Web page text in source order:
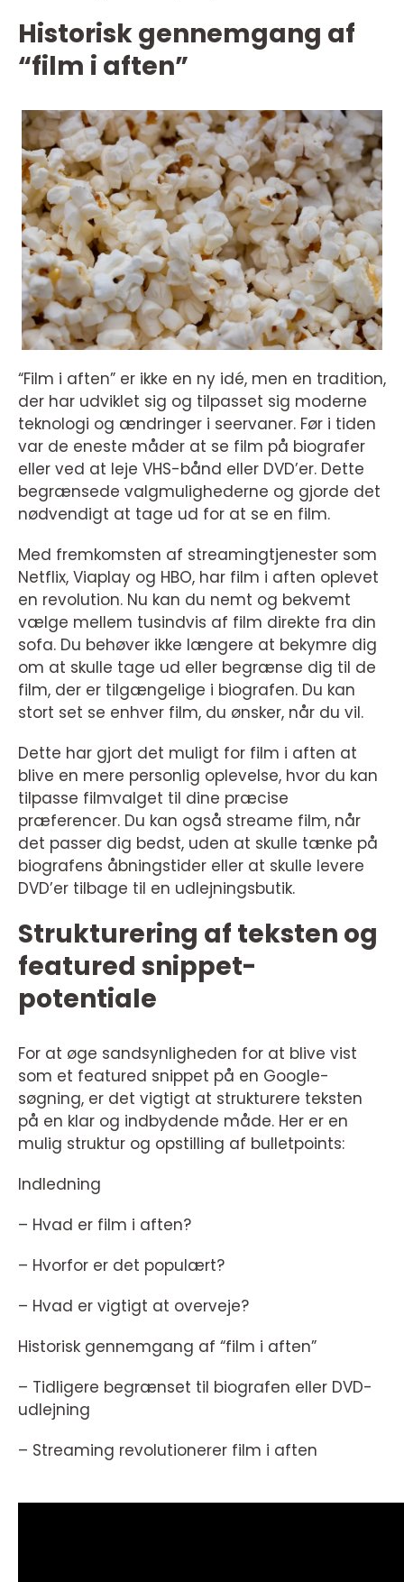
Historisk gennemgang af
“film i aften”
“Film i aften” er ikke en ny idé, men en tradition,
der har udviklet sig og tilpasset sig moderne
teknologi og ændringer i seervaner. Før i tiden
var de eneste måder at se film på biografer
eller ved at leje VHS-bånd eller DVD’er. Dette
begrænsede valgmulighederne og gjorde det
nødvendigt at tage ud for at se en film.
Med fremkomsten af streamingtjenester som
Netflix, Viaplay og HBO, har film i aften oplevet
en revolution. Nu kan du nemt og bekvemt
vælge mellem tusindvis af film direkte fra din
sofa. Du behøver ikke længere at bekymre dig
om at skulle tage ud eller begrænse dig til de
film, der er tilgængelige i biografen. Du kan
stort set se enhver film, du ønsker, når du vil.
Dette har gjort det muligt for film i aften at
blive en mere personlig oplevelse, hvor du kan
tilpasse filmvalget til dine præcise
præferencer. Du kan også streame film, når
det passer dig bedst, uden at skulle tænke på
biografens åbningstider eller at skulle levere
DVD’er tilbage til en udlejningsbutik.
Strukturering af teksten og
featured snippet-
potentiale
For at øge sandsynligheden for at blive vist
som et featured snippet på en Google-
søgning, er det vigtigt at strukturere teksten
på en klar og indbydende måde. Her er en
mulig struktur og opstilling af bulletpoints:
Indledning
– Hvad er film i aften?
– Hvorfor er det populært?
– Hvad er vigtigt at overveje?
Historisk gennemgang af “film i aften”
– Tidligere begrænset til biografen eller DVD-
udlejning
– Streaming revolutionerer film i aften